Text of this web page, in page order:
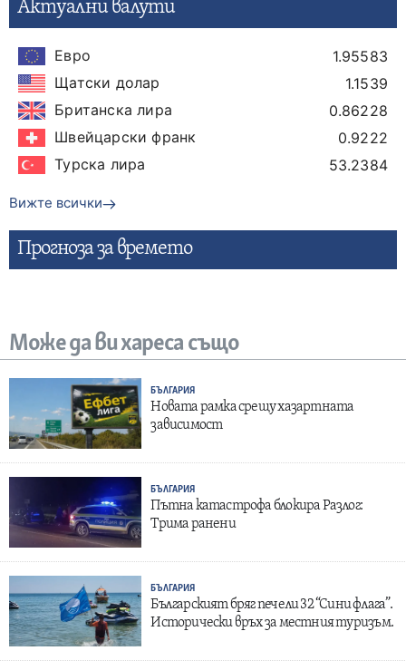
Актуални валути
Евро
1.95583
Щатски долар
1.1539
Британска лира
0.86228
Швейцарски франк
0.9222
Турска лира
53.2384
Вижте всички
Прогнозa за времето
Може да ви хареса също
БЪЛГАРИЯ
Новата рамка срещу хазартната
зависимост
БЪЛГАРИЯ
Пътна катастрофа блокира Разлог:
Трима ранени
БЪЛГАРИЯ
Българският бряг печели 32 “Сини флага”.
Исторически връх за местния туризъм.